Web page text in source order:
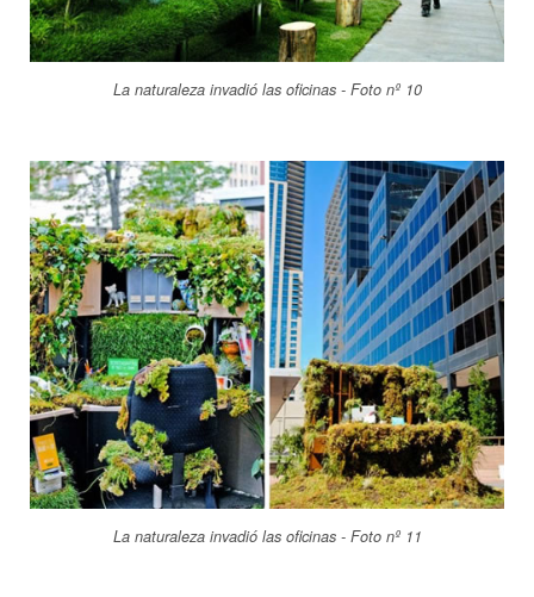
La naturaleza invadió las oficinas - Foto nº 10
La naturaleza invadió las oficinas - Foto nº 11